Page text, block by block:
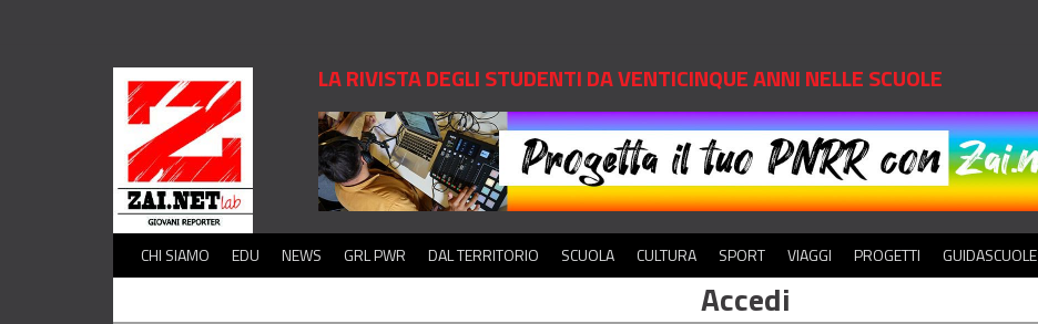
LA RIVISTA DEGLI STUDENTI DA VENTICINQUE ANNI NELLE SCUOLE
CHI SIAMO EDU NEWS GRL PWR DAL TERRITORIO SCUOLA CULTURA SPORT VIAGGI PROGETTI GUIDASCUOLE
Accedi